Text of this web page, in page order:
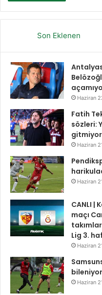
Son Eklenen
Haziran
Fatih
sözleri:
gitmiyor
Haziran
Haziran
CANLI |
maçı
Lig 3.
Haziran
bileniyor
Haziran